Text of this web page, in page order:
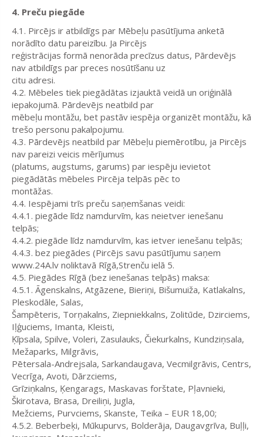
4. Preču piegāde
4.1. Pircējs ir atbildīgs par Mēbeļu pasūtījuma anketā
norādīto datu pareizību. Ja Pircējs
reģistrācijas formā nenorāda precīzus datus, Pārdevējs
nav atbildīgs par preces nosūtīšanu uz
citu adresi.
4.2. Mēbeles tiek piegādātas izjauktā veidā un oriģinālā
iepakojumā. Pārdevējs neatbild par
mēbeļu montāžu, bet pastāv iespēja organizēt montāžu, kā
trešo personu pakalpojumu.
4.3. Pārdevējs neatbild par Mēbeļu piemērotību, ja Pircējs
nav pareizi veicis mērījumus
(platums, augstums, garums) par iespēju ievietot
piegādātās mēbeles Pircēja telpās pēc to
montāžas.
4.4. Iespējami trīs preču saņemšanas veidi:
4.4.1. piegāde līdz namdurvīm, kas neietver ienešanu
telpās;
4.4.2. piegāde līdz namdurvīm, kas ietver ienešanu telpās;
4.4.3. bez piegādes (Pircējs savu pasūtījumu saņem
www.24A.lv noliktavā Rīgā,Strenču ielā 5.
4.5. Piegādes Rīgā (bez ienešanas telpās) maksa:
4.5.1. Āgenskalns, Atgāzene, Bieriņi, Bišumuiža, Katlakalns,
Pleskodāle, Salas,
Šampēteris, Torņakalns, Ziepniekkalns, Zolitūde, Dzirciems,
Iļģuciems, Imanta, Kleisti,
Ķīpsala, Spilve, Voleri, Zasulauks, Čiekurkalns, Kundziņsala,
Mežaparks, Milgrāvis,
Pētersala-Andrejsala, Sarkandaugava, Vecmilgrāvis, Centrs,
Vecrīga, Avoti, Dārzciems,
Grīziņkalns, Ķengarags, Maskavas forštate, Pļavnieki,
Škirotava, Brasa, Dreiliņi, Jugla,
Mežciems, Purvciems, Skanste, Teika – EUR 18,00;
4.5.2. Beberbeķi, Mūkupurvs, Bolderāja, Daugavgrīva, Buļļi,